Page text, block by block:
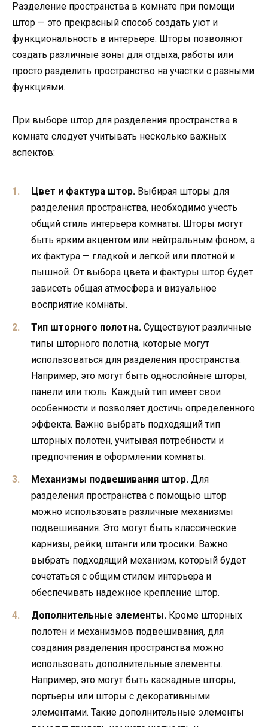
Разделение пространства в комнате при помощи
штор — это прекрасный способ создать уют и
функциональность в интерьере. Шторы позволяют
создать различные зоны для отдыха, работы или
просто разделить пространство на участки с разными
функциями.
При выборе штор для разделения пространства в
комнате следует учитывать несколько важных
аспектов:
Цвет и фактура штор. Выбирая шторы для
разделения пространства, необходимо учесть
общий стиль интерьера комнаты. Шторы могут
быть ярким акцентом или нейтральным фоном, а
их фактура — гладкой и легкой или плотной и
пышной. От выбора цвета и фактуры штор будет
зависеть общая атмосфера и визуальное
восприятие комнаты.
Тип шторного полотна. Существуют различные
типы шторного полотна, которые могут
использоваться для разделения пространства.
Например, это могут быть однослойные шторы,
панели или тюль. Каждый тип имеет свои
особенности и позволяет достичь определенного
эффекта. Важно выбрать подходящий тип
шторных полотен, учитывая потребности и
предпочтения в оформлении комнаты.
Механизмы подвешивания штор. Для
разделения пространства с помощью штор
можно использовать различные механизмы
подвешивания. Это могут быть классические
карнизы, рейки, штанги или тросики. Важно
выбрать подходящий механизм, который будет
сочетаться с общим стилем интерьера и
обеспечивать надежное крепление штор.
Дополнительные элементы. Кроме шторных
полотен и механизмов подвешивания, для
создания разделения пространства можно
использовать дополнительные элементы.
Например, это могут быть каскадные шторы,
портьеры или шторы с декоративными
элементами. Такие дополнительные элементы